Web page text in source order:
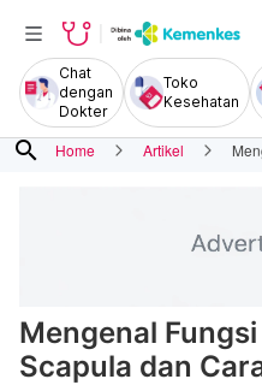
Chat
dengan
Dokter
Toko
Kesehatan
search Home Artikel
Mengenal
Scapula dan